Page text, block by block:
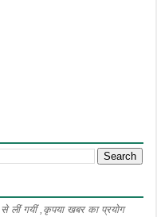
लीं गयीं ,कृपया खबर का प्रयोग